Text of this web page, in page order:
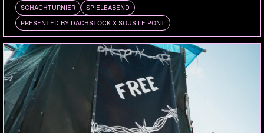
SWISS & DIE ANDERN
Welt
SCHACHTURNIER SPIELEABEND
PRESENTED BY DACHSTOCK X SOUS LE PONT